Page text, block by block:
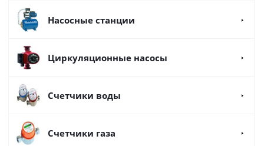
Насосные станции
Циркуляционные насосы
Счетчики воды
Счетчики газа